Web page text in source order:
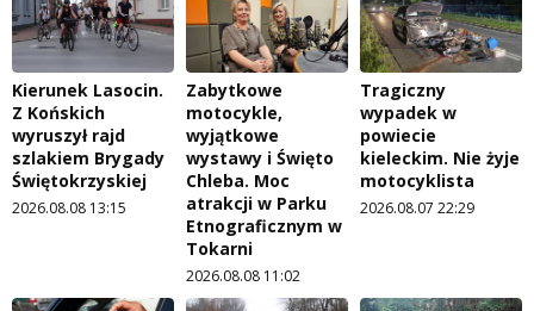
Kierunek Lasocin.
Z Końskich
wyruszył rajd
szlakiem Brygady
Świętokrzyskiej
2026.08.08 13:15
Zabytkowe
motocykle,
wyjątkowe
wystawy i Święto
Chleba. Moc
atrakcji w Parku
Etnograficznym w
Tokarni
2026.08.08 11:02
Tragiczny
wypadek w
powiecie
kieleckim. Nie żyje
motocyklista
2026.08.07 22:29